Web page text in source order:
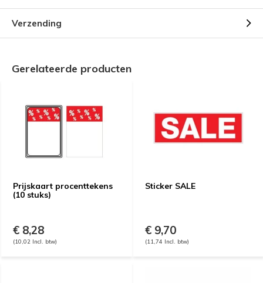
Verzending
Gerelateerde producten
Prijskaart procenttekens
(10 stuks)
€ 8,28
(10,02 Incl. btw)
Sticker SALE
€ 9,70
(11,74 Incl. btw)